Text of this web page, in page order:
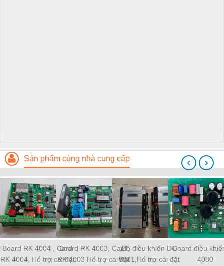
Sản phẩm cùng nhà cung cấp
Board RK 4004 , Card
RK 4004, Hổ trợ cài đặt
Board RK 4003, Card
RK 4003 Hổ trợ cài đặt
Bộ điều khiển DC
5501,Hổ trợ cài đặt
Board điều
4080
‹ ›